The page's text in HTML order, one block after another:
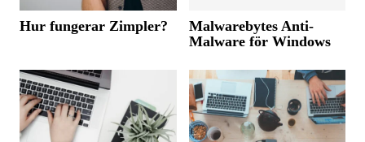
Hur fungerar Zimpler?
Malwarebytes Anti-
Malware för Windows